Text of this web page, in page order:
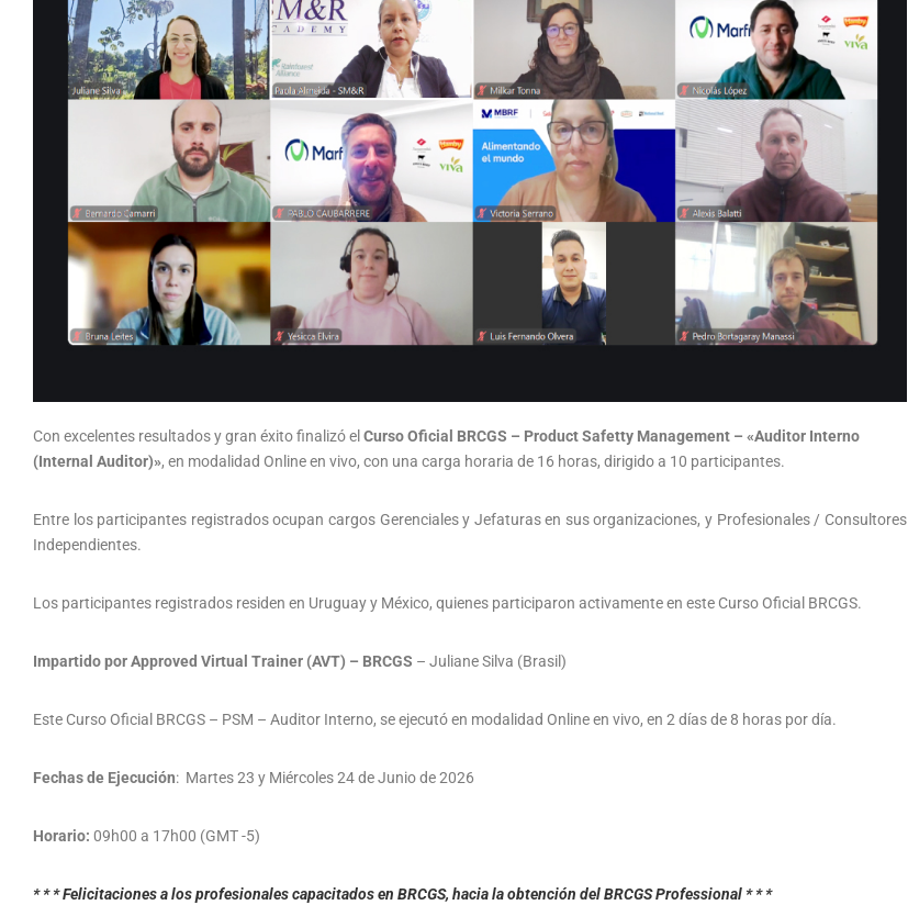
Con excelentes resultados y gran éxito finalizó el Curso Oficial BRCGS – Product Safetty Management – «Auditor Interno
(Internal Auditor)», en modalidad Online en vivo, con una carga horaria de 16 horas, dirigido a 10 participantes.
Entre los participantes registrados ocupan cargos Gerenciales y Jefaturas en sus organizaciones, y Profesionales / Consultores
Independientes.
Los participantes registrados residen en Uruguay y México, quienes participaron activamente en este Curso Oficial BRCGS.
Impartido por Approved Virtual Trainer (AVT) – BRCGS – Juliane Silva (Brasil)
Este Curso Oficial BRCGS – PSM – Auditor Interno, se ejecutó en modalidad Online en vivo, en 2 días de 8 horas por día.
Fechas de Ejecución: Martes 23 y Miércoles 24 de Junio de 2026
Horario: 09h00 a 17h00 (GMT -5)
* * * Felicitaciones a los profesionales capacitados en BRCGS, hacia la obtención del BRCGS Professional * * *